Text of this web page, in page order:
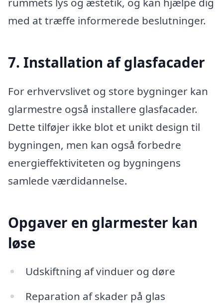
med at træffe informerede beslutninger.
7. Installation af glasfacader
For erhvervslivet og store bygninger kan
glarmestre også installere glasfacader.
Dette tilføjer ikke blot et unikt design til
bygningen, men kan også forbedre
energieffektiviteten og bygningens
samlede værdidannelse.
Opgaver en glarmester kan
løse
Udskiftning af vinduer og døre
Reparation af skader på glas